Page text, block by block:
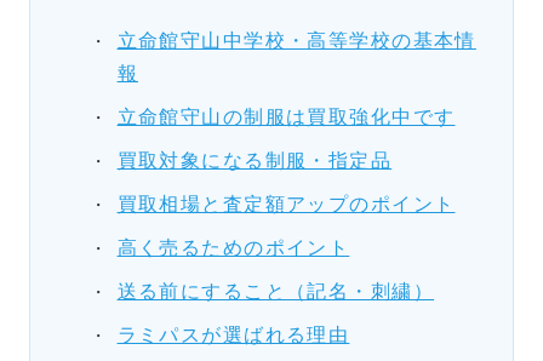
立命館守山中学校・高等学校の基本情
報
立命館守山の制服は買取強化中です
買取対象になる制服・指定品
買取相場と査定額アップのポイント
高く売るためのポイント
送る前にすること（記名・刺繍）
ラミパスが選ばれる理由